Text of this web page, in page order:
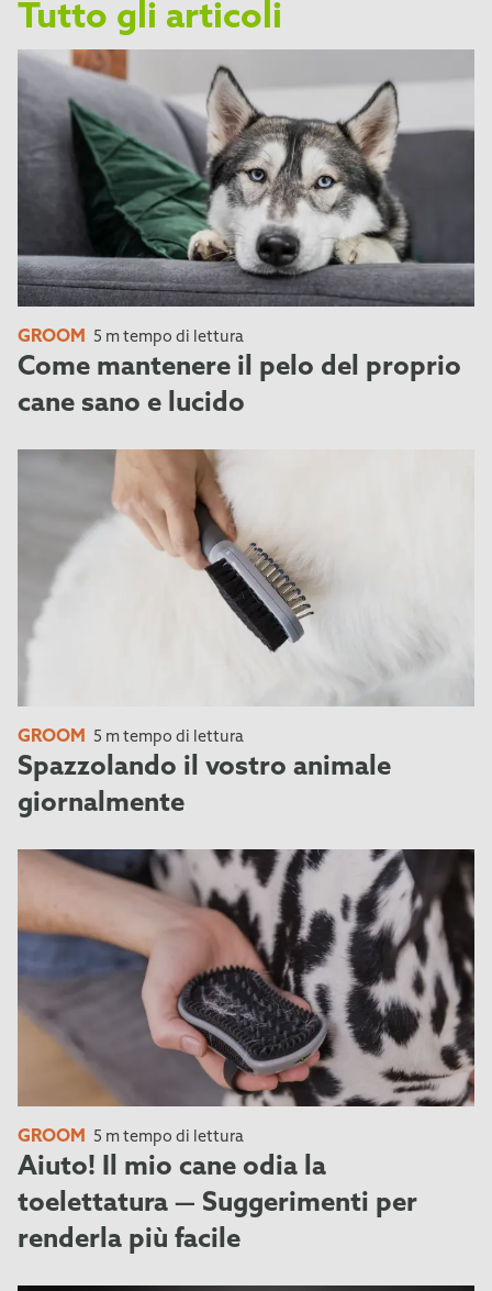
Tutto gli articoli
GROOM 5 m tempo di lettura
Come mantenere il pelo del proprio
cane sano e lucido
GROOM 5 m tempo di lettura
Spazzolando il vostro animale
giornalmente
GROOM 5 m tempo di lettura
Aiuto! Il mio cane odia la
toelettatura — Suggerimenti per
renderla più facile